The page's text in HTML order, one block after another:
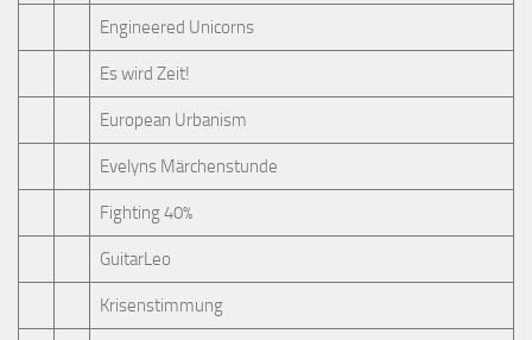
Engineered Unicorns
Es wird Zeit!
European Urbanism
Evelyns Märchenstunde
Fighting 40%
GuitarLeo
Krisenstimmung